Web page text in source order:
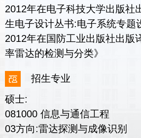
2012年在电子科技大学出版社
生电子设计丛书:电子系统专题
2012年在国防工业出版社出版
率雷达的检测与分类》
招生专业
硕士:
081000 信息与通信工程
03方向:雷达探测与成像识别